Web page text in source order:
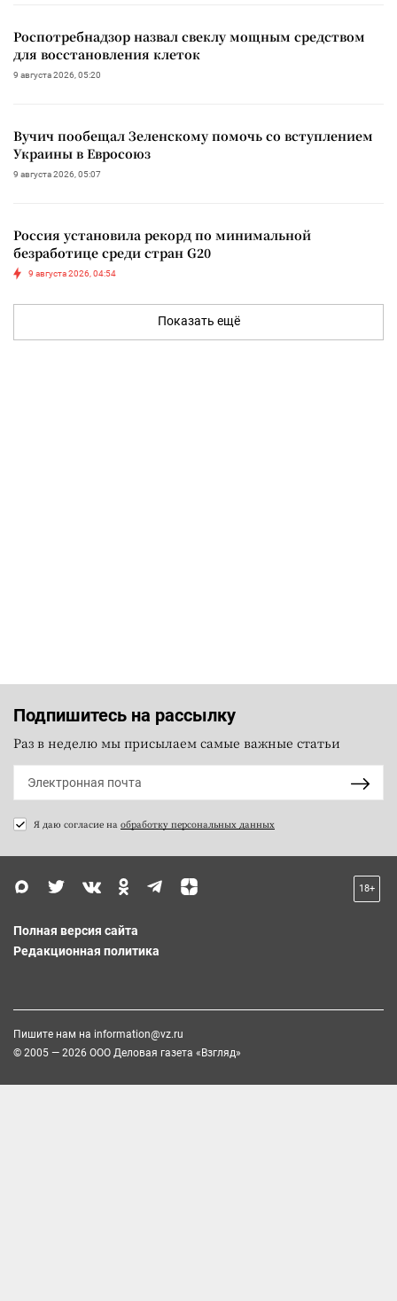
Роспотребнадзор назвал свеклу мощным средством
для восстановления клеток
9 августа 2026, 05:20
Вучич пообещал Зеленскому помочь со вступлением
Украины в Евросоюз
9 августа 2026, 05:07
Россия установила рекорд по минимальной
безработице среди стран G20
9 августа 2026, 04:54
Показать ещё
Подпишитесь на рассылку
Раз в неделю мы присылаем самые важные статьи
Я даю согласие на обработку персональных данных
18+
Полная версия сайта
Редакционная политика
Пишите нам на information@vz.ru
© 2005 — 2026 ООО Деловая газета «Взгляд»